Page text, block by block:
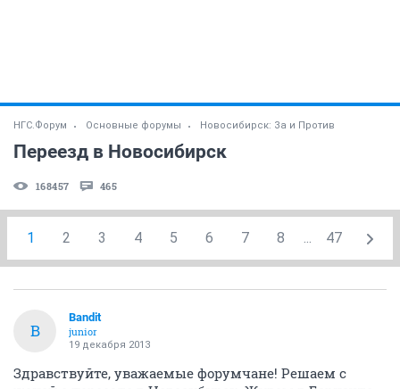
НГС.Форум Основные форумы Новосибирск: За и Против
Переезд в Новосибирск
168457 465
1 2 3 4 5 6 7 8 ... 47
B
Bandit
junior
19 декабря 2013
Здравствуйте, уважаемые форумчане! Решаем с